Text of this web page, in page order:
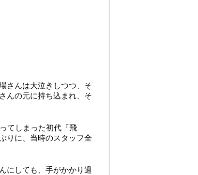
さんは大泣きしつつ、そ
んの元に持ち込まれ、そ
てしまった初代『飛
りに、当時のスタッフ全
にしても、手がかかり過